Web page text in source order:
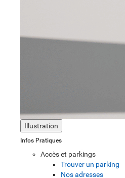
Illustration
Infos Pratiques
Accès et parkings
Trouver un parking
Nos adresses